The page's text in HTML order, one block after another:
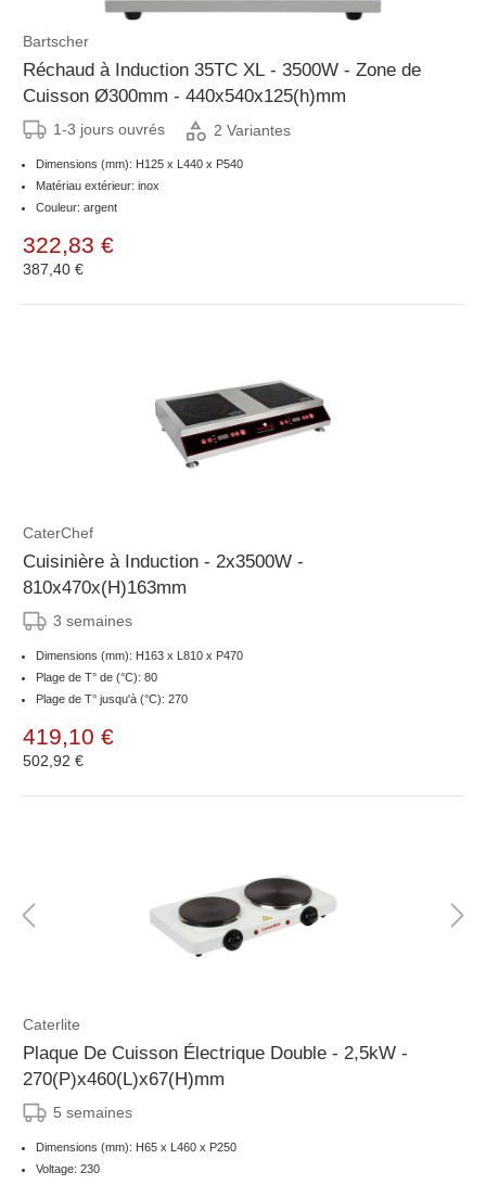
Bartscher
Réchaud à Induction 35TC XL - 3500W - Zone de
Cuisson Ø300mm - 440x540x125(h)mm
1-3 jours ouvrés 2 Variantes
Dimensions (mm): H125 x L440 x P540
Matériau extérieur: inox
Couleur: argent
322,83 €
387,40 €
CaterChef
Cuisinière à Induction - 2x3500W -
810x470x(H)163mm
3 semaines
Dimensions (mm): H163 x L810 x P470
Plage de T° de (°C): 80
Plage de T° jusqu'à (°C): 270
419,10 €
502,92 €
Caterlite
Plaque De Cuisson Électrique Double - 2,5kW -
270(P)x460(L)x67(H)mm
5 semaines
Dimensions (mm): H65 x L460 x P250
Voltage: 230